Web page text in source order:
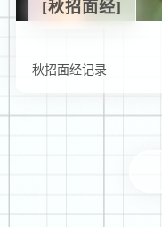
[秋招面经]
秋招面经记录